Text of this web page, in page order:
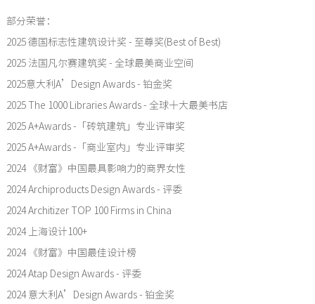
部分荣誉：
2025 德国标志性建筑设计奖 - 至尊奖(Best of Best)
2025 法国凡尔赛建筑奖 - 全球最美商业空间
2025意大利A’Design Awards - 铂金奖
2025 The 1000 Libraries Awards - 全球十大最美书店
2025 A+Awards -「砖筑建筑」专业评审奖
2025 A+Awards -「商业室内」专业评审奖
2024 《财富》中国最具影响力的商界女性
2024 Archiproducts Design Awards - 评委
2024 Architizer TOP 100 Firms in China
2024 上海设计100+
2024 《财富》中国最佳设计榜
2024 Atap Design Awards - 评委
2024 意大利A’Design Awards - 铂金奖